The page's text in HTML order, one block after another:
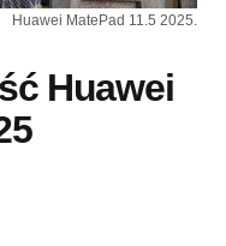
Huawei MatePad 11.5 2025.
Huawei